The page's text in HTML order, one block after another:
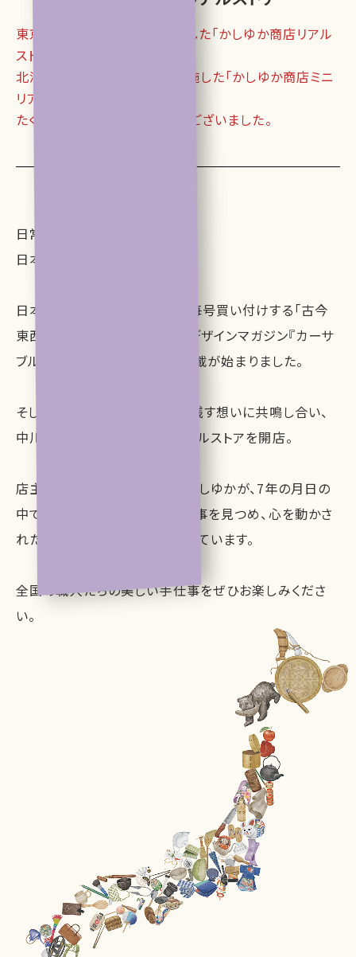
東京・奈良・広島・福岡で実施した「かしゆか商店リアル
ストア」、
北海道・宮城・愛知・石川で実施した「かしゆか商店ミニ
リアルストア」は終了しました。
たくさんのご来店をありがとうございました。
日常を少し贅沢にするもの。
日本の風土が感じられるもの。
日本各地の美しい伝統工芸を毎号買い付けする「古今
東西 かしゆか商店」は、
ライフデザインマガジン『カーサ
ブルータス』にて
2018年より連載が始まりました。
そしてこのたび、工芸を未来へ残す想いに共鳴し合い、
中川政七商店とともに初のリアルストアを開店。
店主兼バイヤーのPerfume・かしゆかが、7年の月日の
中で実際に足を運び、その手仕事を見つめ、心を動かさ
れた「逸品」がこのお店に集まっています。
全国の職人たちの美しい手仕事をぜひお楽しみくださ
い。